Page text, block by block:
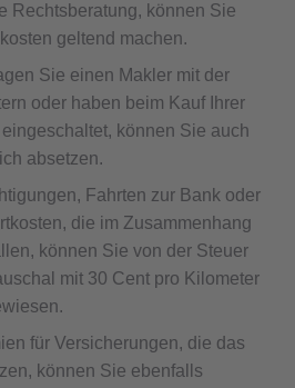
Rechtsberatung, können Sie
geltend machen.
Sie einen Makler mit der
oder haben beim Kauf Ihrer
können Sie auch
absetzen.
Fahrten zur Bank oder
die im Zusammenhang
können Sie von der Steuer
mit 30 Cent pro Kilometer
für Versicherungen, die das
können Sie ebenfalls